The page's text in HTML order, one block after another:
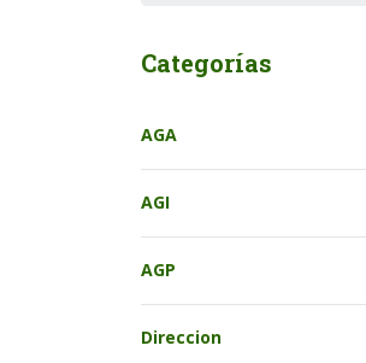
Categorías
AGA
AGI
AGP
Direccion